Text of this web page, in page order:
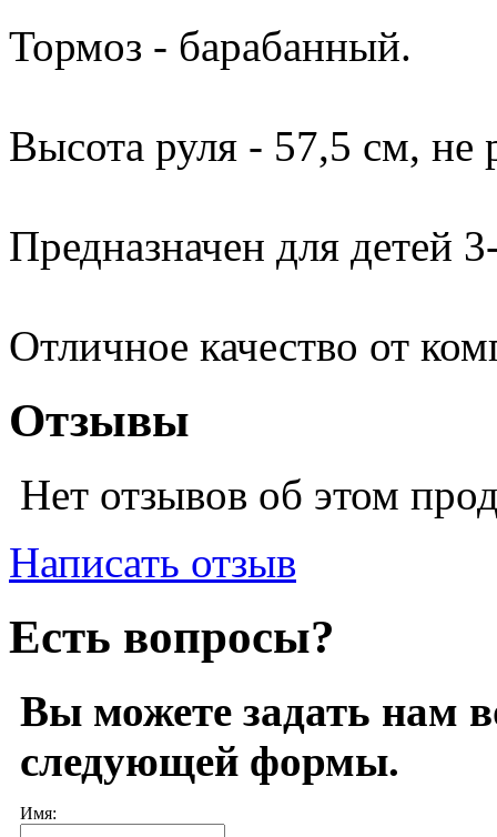
Тормоз - барабанный.
Высота руля - 57,5 см, не
Предназначен для детей
Отличное качество от
Отзывы
Нет отзывов об этом
Написать отзыв
Есть вопросы?
Вы можете задать нам
следующей формы.
Имя: